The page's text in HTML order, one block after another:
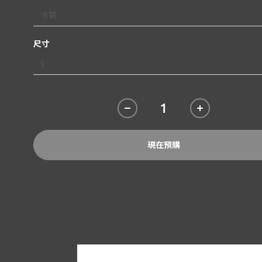
尺寸
現在預購